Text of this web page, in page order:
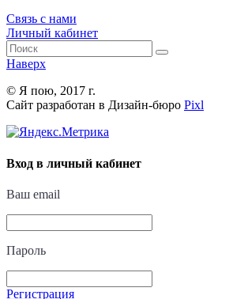
Связь с нами
Личный кабинет
Наверх
© Я пою, 2017 г.
Сайт разработан в Дизайн-бюро Pixl
Вход в личный кабинет
Ваш email
Пароль
Регистрация